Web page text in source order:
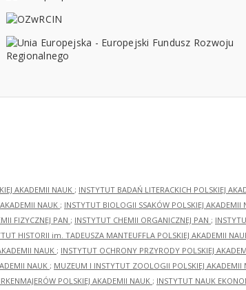
AKADEMII NAUK ; INSTYTUT BADAŃ LITERACKICH POLSKIEJ
NAUK ; INSTYTUT BIOLOGII SSAKÓW POLSKIEJ AKADEMII
FIZYCZNEJ PAN ; INSTYTUT CHEMII ORGANICZNEJ PAN ;
HISTORII im. TADEUSZA MANTEUFFLA POLSKIEJ AKADEMII
NAUK ; INSTYTUT OCHRONY PRZYRODY POLSKIEJ
NAUK ; MUZEUM I INSTYTUT ZOOLOGII POLSKIEJ AKADEMII
POLSKIEJ AKADEMII NAUK ; INSTYTUT NAUK